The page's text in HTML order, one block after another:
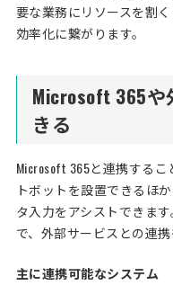
要な業務にリソースを割
効率化に繋がります。
Microsoft 365
きる
Microsoft 365と連携するこ
トボットを設置できるほ
タ入力をアシストできま
で、外部サービスとの連携
主に連携可能なシステム